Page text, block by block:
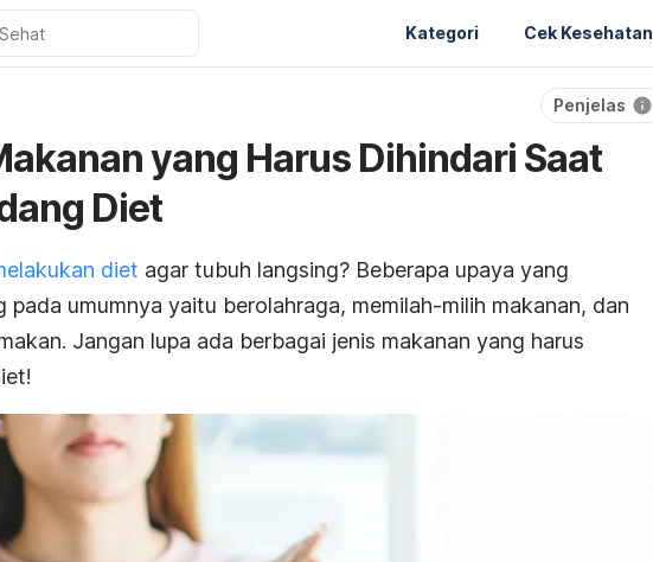
Kategori Cek Kesehatan
Penjelas
yang Harus Dihindari Saat
Diet
diet agar tubuh langsing? Beberapa upaya yang
pada umumnya yaitu berolahraga, memilah-milih makanan, dan
Jangan lupa ada berbagai jenis makanan yang harus